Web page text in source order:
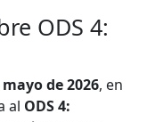
ODS 4:
de 2026, en
al ODS 4: